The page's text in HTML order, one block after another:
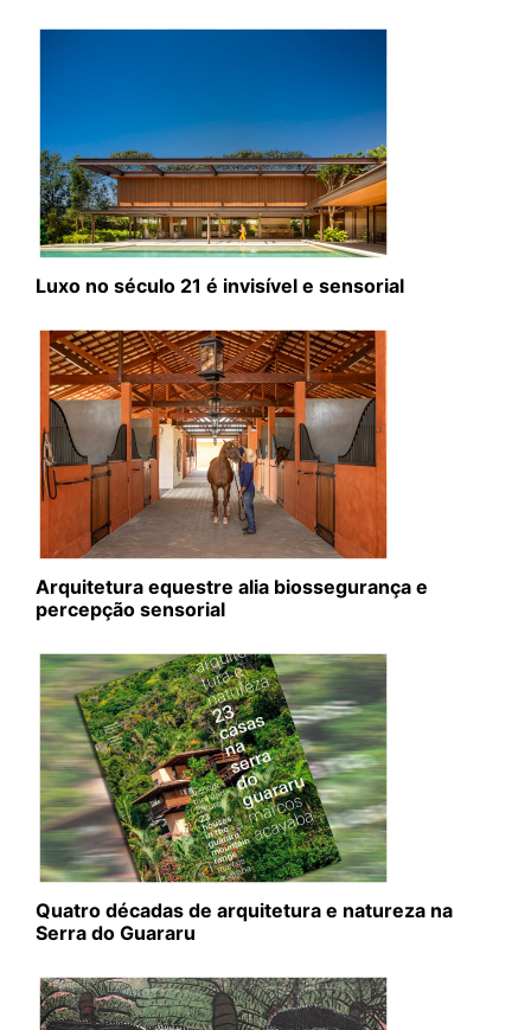
Luxo no século 21 é invisível e sensorial
Arquitetura equestre alia biossegurança e
percepção sensorial
Quatro décadas de arquitetura e natureza na
Serra do Guararu